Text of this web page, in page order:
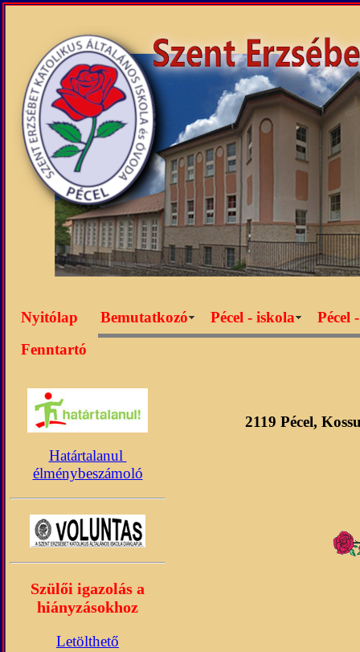
Nyitólap Bemutatkozó Pécel - iskola
Pécel
Fenntartó
Határtalanul
élménybeszámoló
Szülői igazolás a
hiányzásokhoz
Letölthető
2119 Pécel,